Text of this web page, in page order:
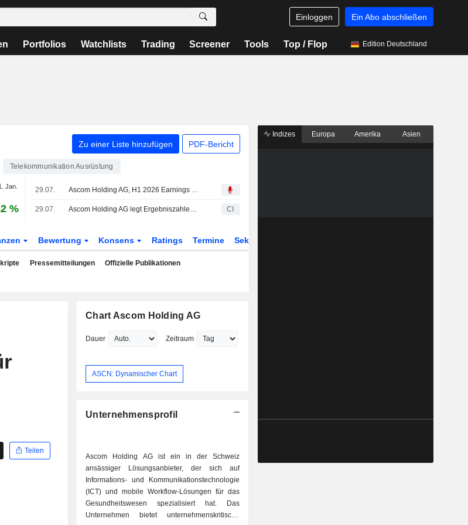
Einloggen Ein Abo abschließen
Portfolios Watchlists Trading Screener Tools Top / Flop Edition Deutschland
Zu einer Liste hinzufügen PDF-Bericht
Telekommunikation Ausrüstung
Jan.
%
29.07. Ascom Holding AG, H1 2026 Earnings Call, Jul 29, 2026
29.07. Ascom Holding AG legt Ergebniszahlen für das Halbjahr bis zum 30. Juni 2026 vor CI
Bewertung Konsens Ratings Termine Sektor
Pressemitteilungen Offizielle Publikationen
Teilen
Chart Ascom Holding AG
Dauer Zeitraum
ASCN: Dynamischer Chart
Unternehmensprofil
Ascom Holding AG ist ein in der Schweiz
ansässiger Lösungsanbieter, der sich auf
Informations- und Kommunikationstechnologie
(ICT) und mobile Workflow-Lösungen für das
Gesundheitswesen spezialisiert hat. Das
Unternehmen bietet unternehmenskritische
Indizes Europa Amerika Asien